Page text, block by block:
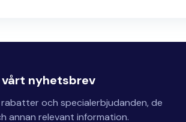
nyhetsbrev
och specialerbjudanden, de
annan relevant information.